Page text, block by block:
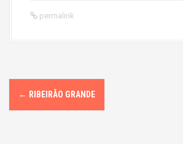
permalink
P
o
← RIBEIRÃO GRANDE